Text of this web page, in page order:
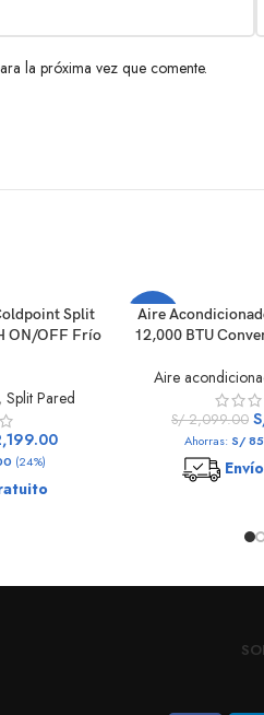
la próxima vez que comente.
Split
ON/OFF Frío
Split Pared
(24%)
-40%
Aire
12,000 BTU
Aire
S/2,099.00
Ahorras: S/